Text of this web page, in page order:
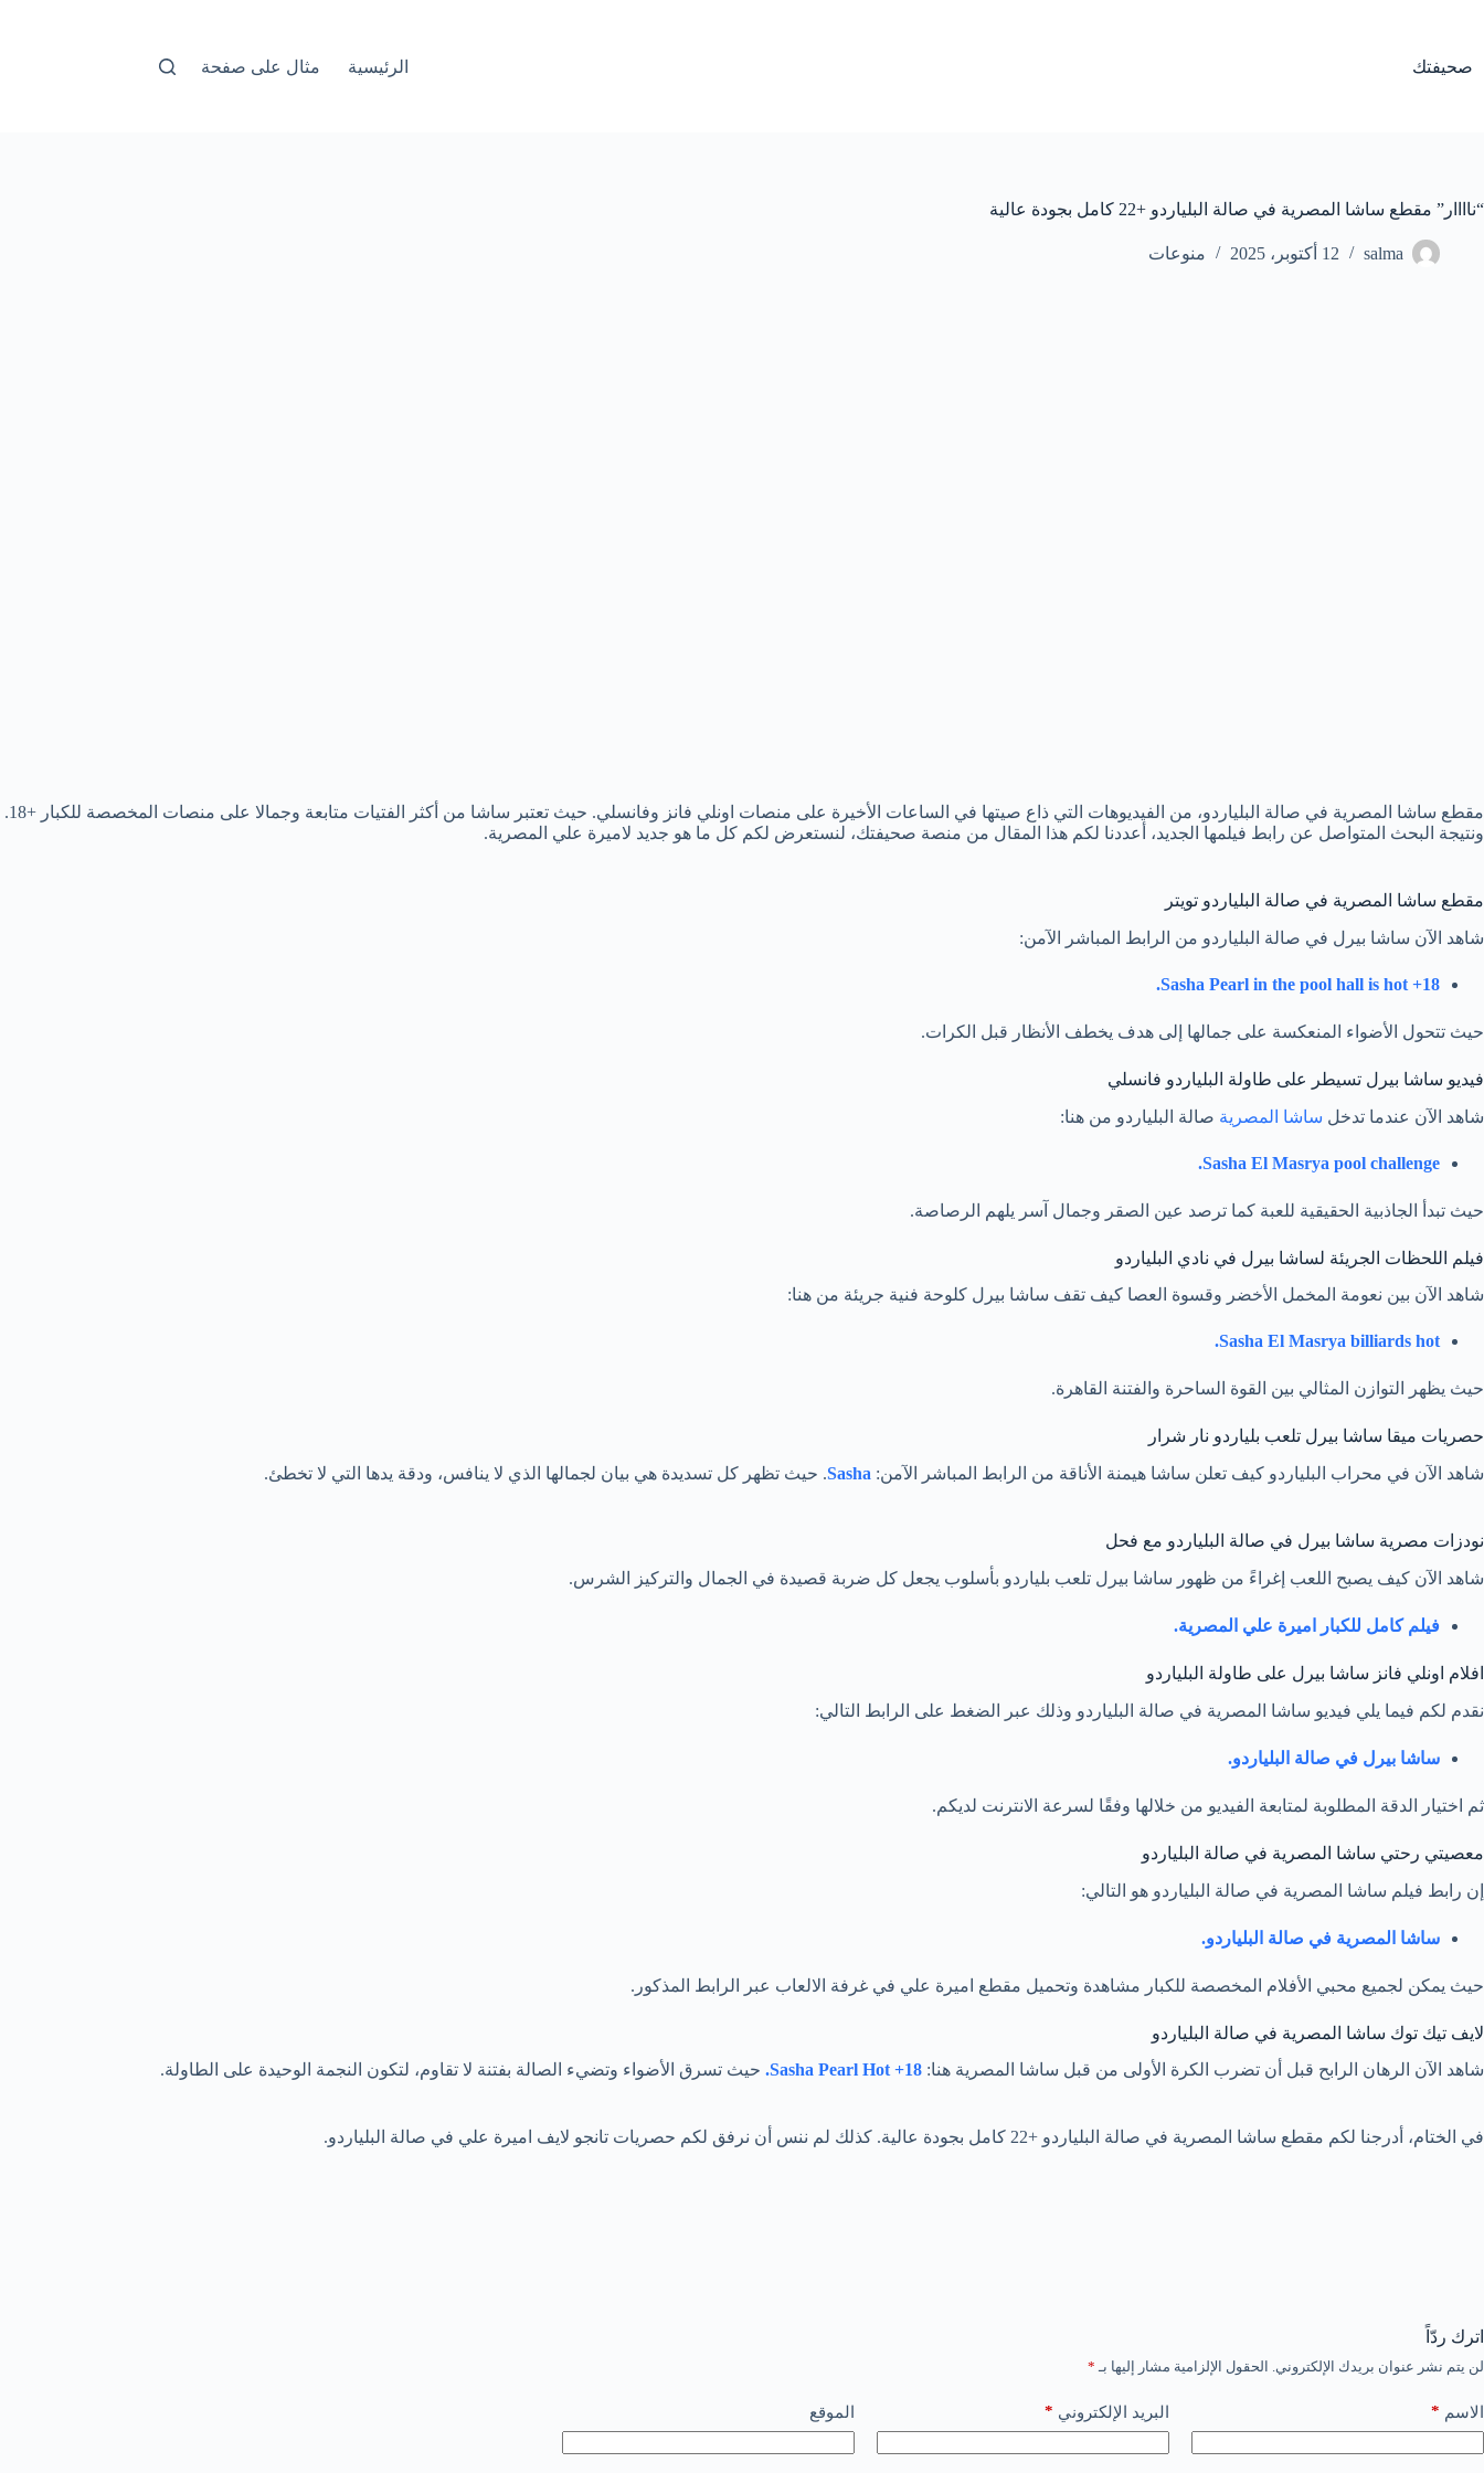
صحيفتك الرئيسية مثال على صفحة
“ناااار” مقطع ساشا المصرية في صالة البلياردو +22 كامل بجودة عالية
salma 12 أكتوبر، 2025 منوعات
مقطع ساشا المصرية في صالة البلياردو، من الفيديوهات التي ذاع صيتها في الساعات الأخيرة على منصات اونلي فانز وفانسلي. حيث تعتبر ساشا من أكثر الفتيات متابعة وجمالا على منصات المخصصة للكبار +18.
ونتيجة البحث المتواصل عن رابط فيلمها الجديد، أعددنا لكم هذا المقال من منصة صحيفتك، لنستعرض لكم كل ما هو جديد لاميرة علي المصرية.
مقطع ساشا المصرية في صالة البلياردو تويتر
شاهد الآن ساشا بيرل في صالة البلياردو من الرابط المباشر الآمن:
Sasha Pearl in the pool hall is hot +18.
حيث تتحول الأضواء المنعكسة على جمالها إلى هدف يخطف الأنظار قبل الكرات.
فيديو ساشا بيرل تسيطر على طاولة البلياردو فانسلي
شاهد الآن عندما تدخل ساشا المصرية صالة البلياردو من هنا:
Sasha El Masrya pool challenge.
حيث تبدأ الجاذبية الحقيقية للعبة كما ترصد عين الصقر وجمال آسر يلهم الرصاصة.
فيلم اللحظات الجريئة لساشا بيرل في نادي البلياردو
شاهد الآن بين نعومة المخمل الأخضر وقسوة العصا كيف تقف ساشا بيرل كلوحة فنية جريئة من هنا:
Sasha El Masrya billiards hot.
حيث يظهر التوازن المثالي بين القوة الساحرة والفتنة القاهرة.
حصريات ميقا ساشا بيرل تلعب بلياردو نار شرار
شاهد الآن في محراب البلياردو كيف تعلن ساشا هيمنة الأناقة من الرابط المباشر الآمن: Sasha. حيث تظهر كل تسديدة هي بيان لجمالها الذي لا ينافس، ودقة يدها التي لا تخطئ.
نودزات مصرية ساشا بيرل في صالة البلياردو مع فحل
شاهد الآن كيف يصبح اللعب إغراءً من ظهور ساشا بيرل تلعب بلياردو بأسلوب يجعل كل ضربة قصيدة في الجمال والتركيز الشرس.
فيلم كامل للكبار اميرة علي المصرية.
افلام اونلي فانز ساشا بيرل على طاولة البلياردو
نقدم لكم فيما يلي فيديو ساشا المصرية في صالة البلياردو وذلك عبر الضغط على الرابط التالي:
ساشا بيرل في صالة البلياردو.
ثم اختيار الدقة المطلوبة لمتابعة الفيديو من خلالها وفقًا لسرعة الانترنت لديكم.
معصيتي رحتي ساشا المصرية في صالة البلياردو
إن رابط فيلم ساشا المصرية في صالة البلياردو هو التالي:
ساشا المصرية في صالة البلياردو.
حيث يمكن لجميع محبي الأفلام المخصصة للكبار مشاهدة وتحميل مقطع اميرة علي في غرفة الالعاب عبر الرابط المذكور.
لايف تيك توك ساشا المصرية في صالة البلياردو
شاهد الآن الرهان الرابح قبل أن تضرب الكرة الأولى من قبل ساشا المصرية هنا:
حيث تسرق الأضواء وتضيء الصالة بفتنة لا تقاوم، لتكون النجمة الوحيدة على الطاولة.
في الختام، أدرجنا لكم مقطع ساشا المصرية في صالة البلياردو +22 كامل بجودة عالية. كذلك لم ننس أن نرفق لكم حصريات تانجو لايف اميرة علي في صالة البلياردو.
اترك ردّاً
لن يتم نشر عنوان بريدك الإلكتروني. الحقول الإلزامية مشار إليها بـ *
الاسم * البريد الإلكتروني * الموقع